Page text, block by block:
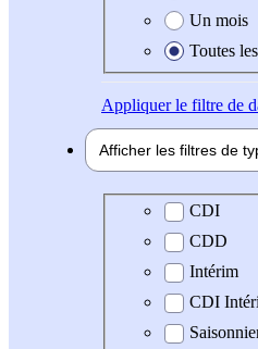
Un mois
Toutes
Appliquerle filtre de
Afficher les filtres de
Type de contrat
CDI
CDD
Intérim
CDI